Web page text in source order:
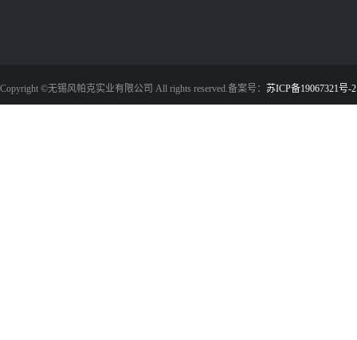
Copyright ©无锡风帕克实业有限公司 All rights reserved.备案号： 苏ICP备19067321号-2